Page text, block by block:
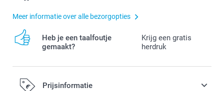
Meer informatie over alle bezorgopties
Heb je een taalfoutje
gemaakt?
Krijg een gratis
herdruk
Prijsinformatie